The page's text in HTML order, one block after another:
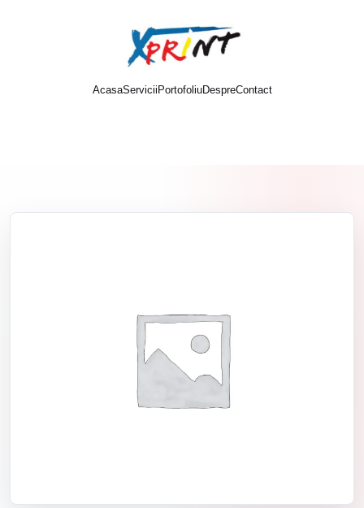
AcasaServicii PortofoliuDespreContact